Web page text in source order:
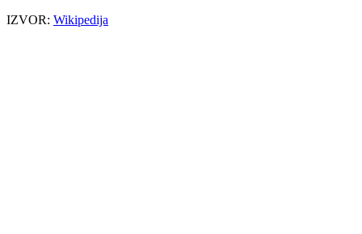
IZVOR: Wikipedija